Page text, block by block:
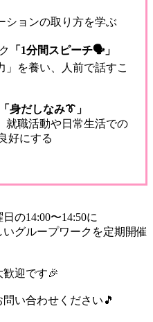
ョンの取り方を学ぶ
「1分間スピーチ🗣️」
を養い、人前で話すこ
「身だしなみ👔」
職活動や日常生活での
好にする
の14:00〜14:50に
グループワークを定期開催
迎です🎉
い合わせください🎵